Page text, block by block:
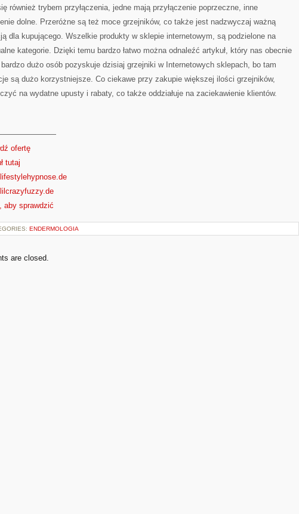
również trybem przyłączenia, jedne mają przyłączenie poprzeczne, inne
dolne. Przeróżne są też moce grzejników, co także jest nadzwyczaj ważną
dla kupującego. Wszelkie produkty w sklepie internetowym, są podzielone na
kategorie. Dzięki temu bardzo łatwo można odnaleźć artykuł, który nas obecnie
dużo osób pozyskuje dzisiaj grzejniki w Internetowych sklepach, bo tam
są dużo korzystniejsze. Co ciekawe przy zakupie większej ilości grzejników,
na wydatne upusty i rabaty, co także oddziałuje na zaciekawienie klientów.
ofertę
tutaj
aby sprawdzić
ENDERMOLOGIA
are closed.